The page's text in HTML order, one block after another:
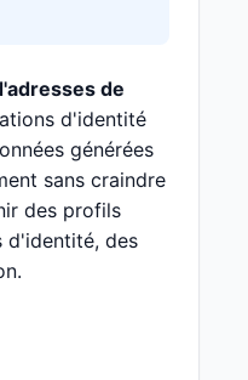
de
d'identité
générées
sans craindre
des profils
d'identité, des